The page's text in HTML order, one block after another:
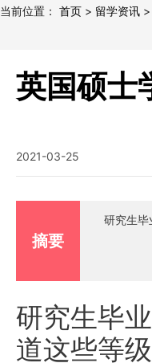
当前位置： 首页 > 留学资讯 >
英国硕士
2021-03-25
摘要
研究生毕
研究生毕
道这些等